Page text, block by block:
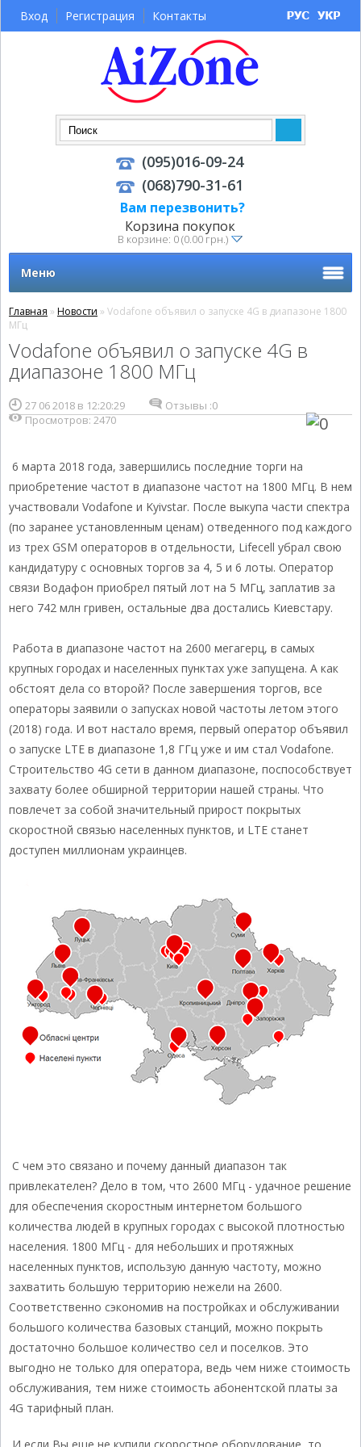
Корзина покупок
В корзине: 0 (0.00 грн.)
(095)016-09-24
(068)790-31-61
Вам перезвонить?
Вход Регистрация Контакты
Меню
Главная » Новости » Vodafone объявил о запуске 4G в диапазоне 1800
МГц
Vodafone объявил о запуске 4G в
диапазоне 1800 МГц
27 06 2018 в 12:20:29 Отзывы :0
Просмотров: 2470
6 марта 2018 года, завершились последние торги на
приобретение частот в диапазоне частот на 1800 МГц. В нем
участвовали Vodafone и Kyivstar. После выкупа части спектра
(по заранее установленным ценам) отведенного под каждого
из трех GSM операторов в отдельности, Lifecell убрал свою
кандидатуру с основных торгов за 4, 5 и 6 лоты. Оператор
связи Водафон приобрел пятый лот на 5 МГц, заплатив за
него 742 млн гривен, остальные два достались Киевстару.
Работа в диапазоне частот на 2600 мегагерц, в самых
крупных городах и населенных пунктах уже запущена. А как
обстоят дела со второй? После завершения торгов, все
операторы заявили о запусках новой частоты летом этого
(2018) года. И вот настало время, первый оператор объявил
о запуске LTE в диапазоне 1,8 ГГц уже и им стал Vodafone.
Строительство 4G сети в данном диапазоне, поспособствует
захвату более обширной территории нашей страны. Что
повлечет за собой значительный прирост покрытых
скоростной связью населенных пунктов, и LTE станет
доступен миллионам украинцев.
С чем это связано и почему данный диапазон так
привлекателен? Дело в том, что 2600 МГц - удачное решение
для обеспечения скоростным интернетом большого
количества людей в крупных городах с высокой плотностью
населения. 1800 МГц - для небольших и протяжных
населенных пунктов, использую данную частоту, можно
захватить большую территорию нежели на 2600.
Соответственно сэкономив на постройках и обслуживании
большого количества базовых станций, можно покрыть
достаточно большое количество сел и поселков. Это
выгодно не только для оператора, ведь чем ниже стоимость
обслуживания, тем ниже стоимость абонентской платы за
4G тарифный план.